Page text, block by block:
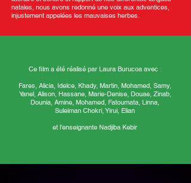
natales, nous avons redonné une voix aux adventices,
injustement appelées les mauvaises herbes.
Ce film a été réalisé par Laura Burucoa avec :
Fares, Alicia, Idelce, Khady, Martin, Mohamed, Samy,
Yanel, Alison, Hassane, Marie-Denise, Douae, Zinab,
Dounia, Amine, Mohamed, Fatoumata, Linna,
Suleiman Chokri, Yirui, Elian
et l’enseignante Nadjiba Kebir